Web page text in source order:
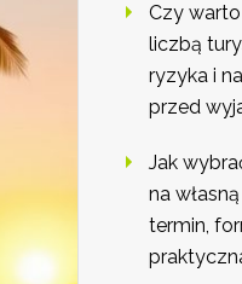
Czy
liczbą
ryzyka i
przed
Jak
na
termin,